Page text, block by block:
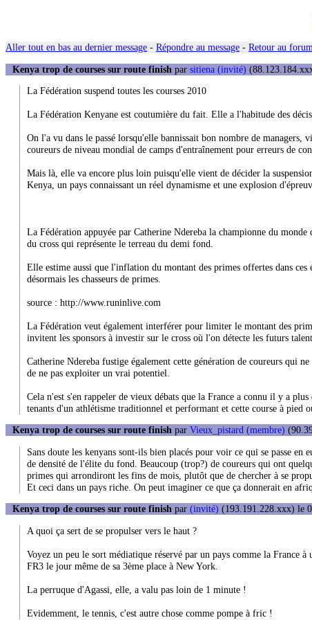
Aller tout en bas au dernier message - Répondre au message - Retour au
Kenya trop de courses sur route finish par sitiena (invité)
La Fédération suspend toutes les courses 2010
La Fédération Kenyane est coutumière du fait. Elle a l'habitude des
On l'a vu dans le passé lorsqu'elle bannissait bon nombre de managers,
coureurs de niveau mondial de camps d'entraînement pour erreurs de
Mais là, elle va encore plus loin puisqu'elle vient de décider la
Kenya, un pays connaissant un réel dynamisme et une explosion
La Fédération appuyée par Catherine Ndereba la championne du
du cross qui représente le terreau du demi fond.
Elle estime aussi que l'inflation du montant des primes offertes dans
désormais les chasseurs de primes.
source : http://www.runinlive.com
La Fédération veut également interférer pour limiter le montant des
invitent les sponsors à investir sur le cross où l'on détecte les futurs
Catherine Ndereba fustige également cette génération de coureurs qui
de ne pas exploiter un vrai potentiel.
Cela n'est s'en rappeler de vieux débats que la France a connu il y a
tenants d'un athlétisme traditionnel et performant et cette course à pied
Kenya trop de courses sur route finish par Vieux_pistard (membre)
Sans doute les kenyans sont-ils bien placés pour voir ce qui se passe en
de densité de l'élite du fond. Beaucoup (trop?) de coureurs qui ont
primes qui arrondiront les fins de mois, plutôt que de chercher à se
Et ceci dans un pays riche. On peut imaginer ce que ça donnerait en
Kenya trop de courses sur route finish par (invité) (193.191.228.xxx) le
A quoi ça sert de se propulser vers le haut ?
Voyez un peu le sort médiatique réservé par un pays comme la France
FR3 le jour même de sa 3ème place à New York.
La perruque d'Agassi, elle, a valu pas loin de 1 minute !
Evidemment, le tennis, c'est autre chose comme pompe à fric !